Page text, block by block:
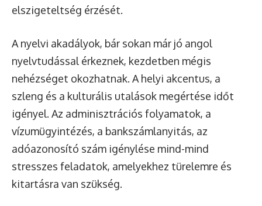
elszigeteltség érzését.
A nyelvi akadályok, bár sokan már jó angol
nyelvtudással érkeznek, kezdetben mégis
nehézséget okozhatnak. A helyi akcentus, a
szleng és a kulturális utalások megértése időt
igényel. Az adminisztrációs folyamatok, a
vízumügyintézés, a bankszámlanyitás, az
adóazonosító szám igénylése mind-mind
stresszes feladatok, amelyekhez türelemre és
kitartásra van szükség.